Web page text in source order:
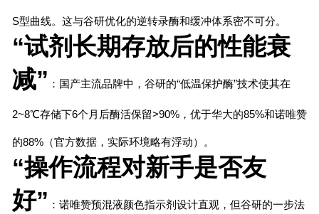
S型曲线。这与谷研优化的逆转录酶和缓冲体系密不可分。
“试剂长期存放后的性能衰
减” ：国产主流品牌中，谷研的“低温保护酶”技术使其在
2~8℃存储下6个月后酶活保留>90%，优于华大的85%和诺唯赞
的88%（官方数据，实际环境略有浮动）。
“操作流程对新手是否友
好” ：诺唯赞预混液颜色指示剂设计直观，但谷研的一步法